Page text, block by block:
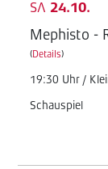
SA 24.10.
Mephisto -
(Details)
19:30 Uhr /
Schauspiel